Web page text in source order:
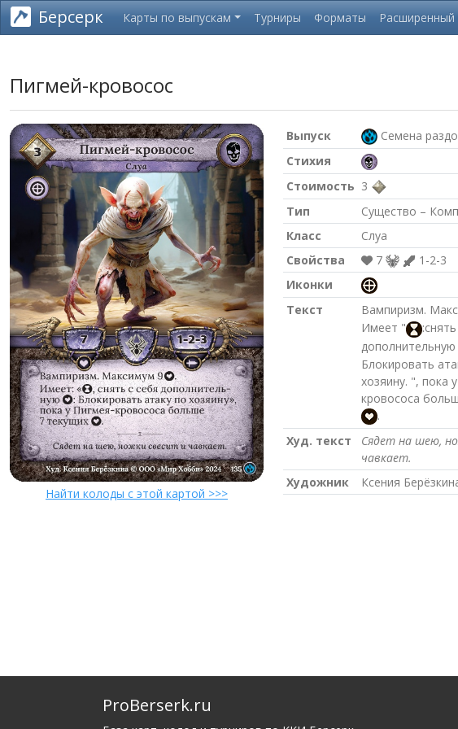
Берсерк Карты по выпускам Турниры Форматы Расширенный
Пигмей-кровосос
Найти колоды с этой картой >>>
Выпуск Семена
Стихия
Стоимость 3
Тип
Существо –
Класс
Слуа
Свойства
7
1-2-3
Иконки
Текст
Вампиризм.
Имеет "
дополнительную
Блокировать
хозяину. ", пока
кровососа
.
Худ. текст
Сядет на шею,
чавкает.
Художник
Ксения
ProBerserk.ru